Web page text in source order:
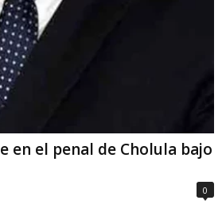
en el penal de Cholula bajo
0